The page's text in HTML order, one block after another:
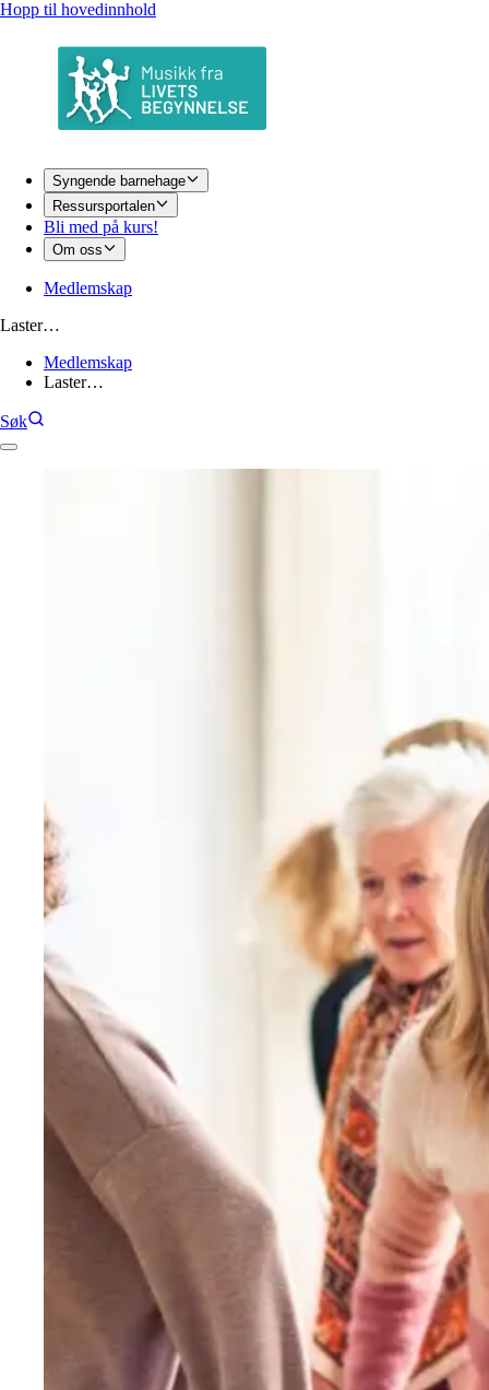
Hopp til hovedinnhold
Syngende barnehage
Ressursportalen
Bli med på kurs!
Om oss
Medlemskap
Laster…
Medlemskap
Laster…
Søk